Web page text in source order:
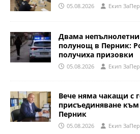
05.08.2026 Eкип
Двама
полунощ в Перник:
получиха призовки
05.08.2026 Eкип
Вече няма чакащи с
присъединяване
Перник
05.08.2026 Eкип